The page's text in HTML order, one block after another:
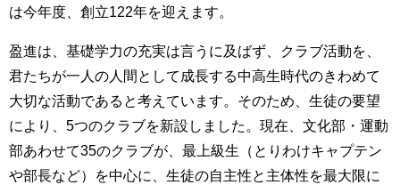
は今年度、創立122年を迎えます。
盈進は、基礎学力の充実は言うに及ばず、クラブ活動を、
君たちが一人の人間として成長する中高生時代のきわめて
大切な活動であると考えています。そのため、生徒の要望
により、5つのクラブを新設しました。現在、文化部・運動
部あわせて35のクラブが、最上級生（とりわけキャプテン
や部長など）を中心に、生徒の自主性と主体性を最大限に